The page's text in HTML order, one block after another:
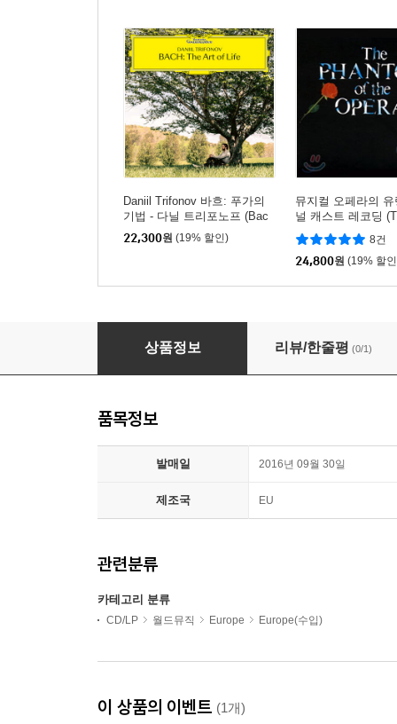
Daniil Trifonov 바흐: 푸가의
기법 - 다닐 트리포노프 (Bac
h: The Art of Life)
22,300원 (19% 할인)
뮤지컬 오페라의
널 캐스트 레코딩
om Of The Opera
st Recording) 8건
24,800원 (19% 할
Edith Piaf (에디트 피아프) - The Platinum
상품정보 리뷰/한줄평 (0/1)
품목정보
발매일 2016년 09월 30일
제조국 EU
관련분류
카테고리 분류
CD/LP 월드뮤직 Europe Europe(수입)
이 상품의 이벤트 (1개)